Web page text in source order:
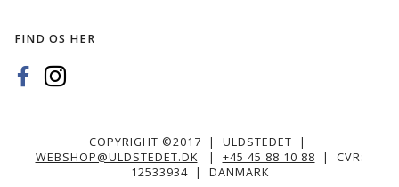
FIND OS HER
COPYRIGHT ©2017 | ULDSTEDET |
WEBSHOP@ULDSTEDET.DK | +45 45 88 10 88 | CVR:
12533934 | DANMARK